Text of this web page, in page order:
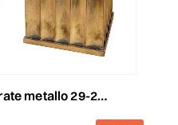
24x29-24 h.49,5-39,5 cm oro